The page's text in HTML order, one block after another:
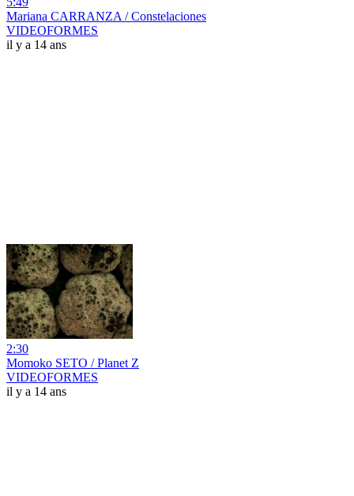
Mariana CARRANZA / Constelaciones
VIDEOFORMES
il y a 14 ans
2:30
Momoko SETO / Planet Z
VIDEOFORMES
il y a 14 ans